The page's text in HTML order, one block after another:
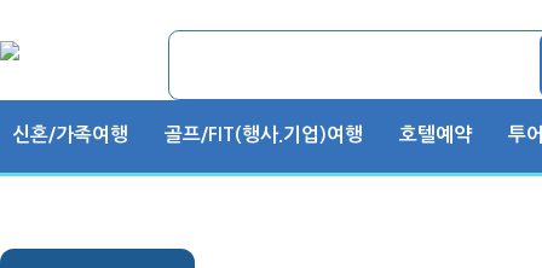
신혼/가족여행 골프/FIT(행사.기업)여행 호텔예약 투